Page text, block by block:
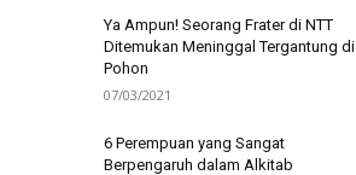
Ya Ampun! Seorang Frater di NTT
Ditemukan Meninggal Tergantung di
Pohon
07/03/2021
6 Perempuan yang Sangat
Berpengaruh dalam Alkitab